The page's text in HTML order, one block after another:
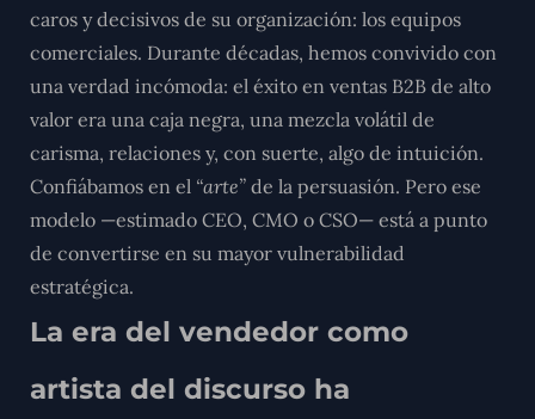
caros y decisivos de su organización: los equipos
comerciales. Durante décadas, hemos convivido con
una verdad incómoda: el éxito en ventas B2B de alto
valor era una caja negra, una mezcla volátil de
carisma, relaciones y, con suerte, algo de intuición.
Confiábamos en el “arte” de la persuasión. Pero ese
modelo —estimado CEO, CMO o CSO— está a punto
de convertirse en su mayor vulnerabilidad
estratégica.
La era del vendedor como
artista del discurso ha